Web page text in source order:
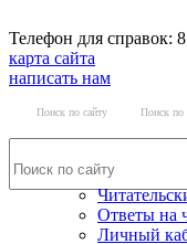
Телефон для справок:
карта сайта
написать нам
Поиск по сайту Поиск по
Ответы на
Личный